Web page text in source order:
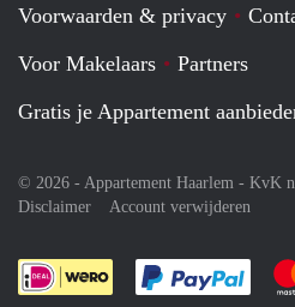
Voorwaarden & privacy
Voor Makelaars
Partners
Gratis je Appartement
© 2026 - Appartement Haarlem - KvK
Disclaimer
Account verwijderen
Je